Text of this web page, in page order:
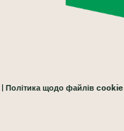
Політика щодо файлів cookie